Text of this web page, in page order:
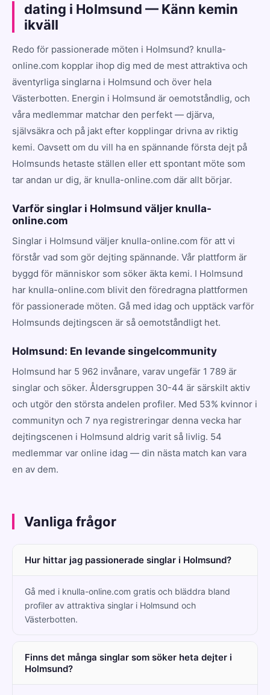
dating i Holmsund — Känn kemin
ikväll
Redo för passionerade möten i Holmsund? knulla-
online.com kopplar ihop dig med de mest attraktiva och
äventyrliga singlarna i Holmsund och över hela
Västerbotten. Energin i Holmsund är oemotståndlig, och
våra medlemmar matchar den perfekt — djärva,
självsäkra och på jakt efter kopplingar drivna av riktig
kemi. Oavsett om du vill ha en spännande första dejt på
Holmsunds hetaste ställen eller ett spontant möte som
tar andan ur dig, är knulla-online.com där allt börjar.
Varför singlar i Holmsund väljer knulla-
online.com
Singlar i Holmsund väljer knulla-online.com för att vi
förstår vad som gör dejting spännande. Vår plattform är
byggd för människor som söker äkta kemi. I Holmsund
har knulla-online.com blivit den föredragna plattformen
för passionerade möten. Gå med idag och upptäck varför
Holmsunds dejtingscen är så oemotståndligt het.
Holmsund: En levande singelcommunity
Holmsund har 5 962 invånare, varav ungefär 1 789 är
singlar och söker. Åldersgruppen 30-44 är särskilt aktiv
och utgör den största andelen profiler. Med 53% kvinnor i
communityn och 7 nya registreringar denna vecka har
dejtingscenen i Holmsund aldrig varit så livlig. 54
medlemmar var online idag — din nästa match kan vara
en av dem.
Vanliga frågor
Hur hittar jag passionerade singlar i Holmsund?
Gå med i knulla-online.com gratis och bläddra bland
profiler av attraktiva singlar i Holmsund och
Västerbotten.
Finns det många singlar som söker heta dejter i
Holmsund?